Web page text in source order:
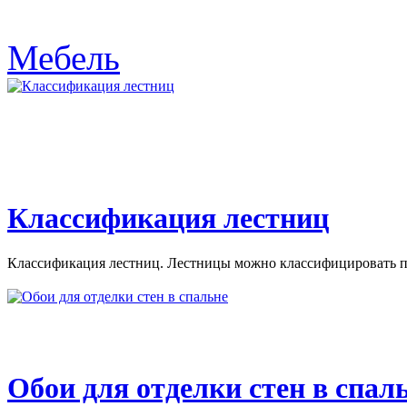
Мебель
Классификация лестниц
Классификация лестниц. Лестницы можно классифицировать
Обои для отделки стен в